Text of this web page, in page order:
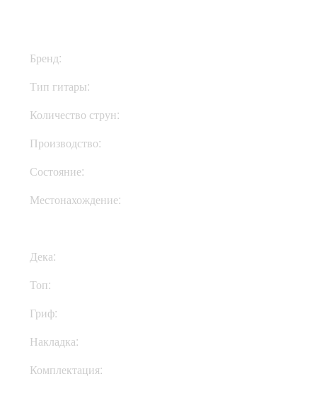
Бренд:
Тип гитары:
Количество струн:
Производство:
Состояние:
Местонахождение:
Дека:
Топ:
Гриф:
Накладка:
Комплектация: